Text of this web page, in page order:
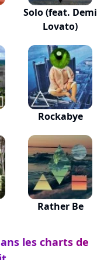
Solo (feat. Demi
Lovato)
Rockabye
Rather Be
les charts de